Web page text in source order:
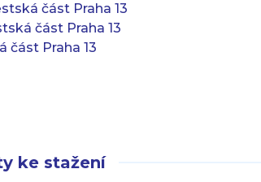
část Praha 13
část Praha 13
část Praha 13
ke stažení